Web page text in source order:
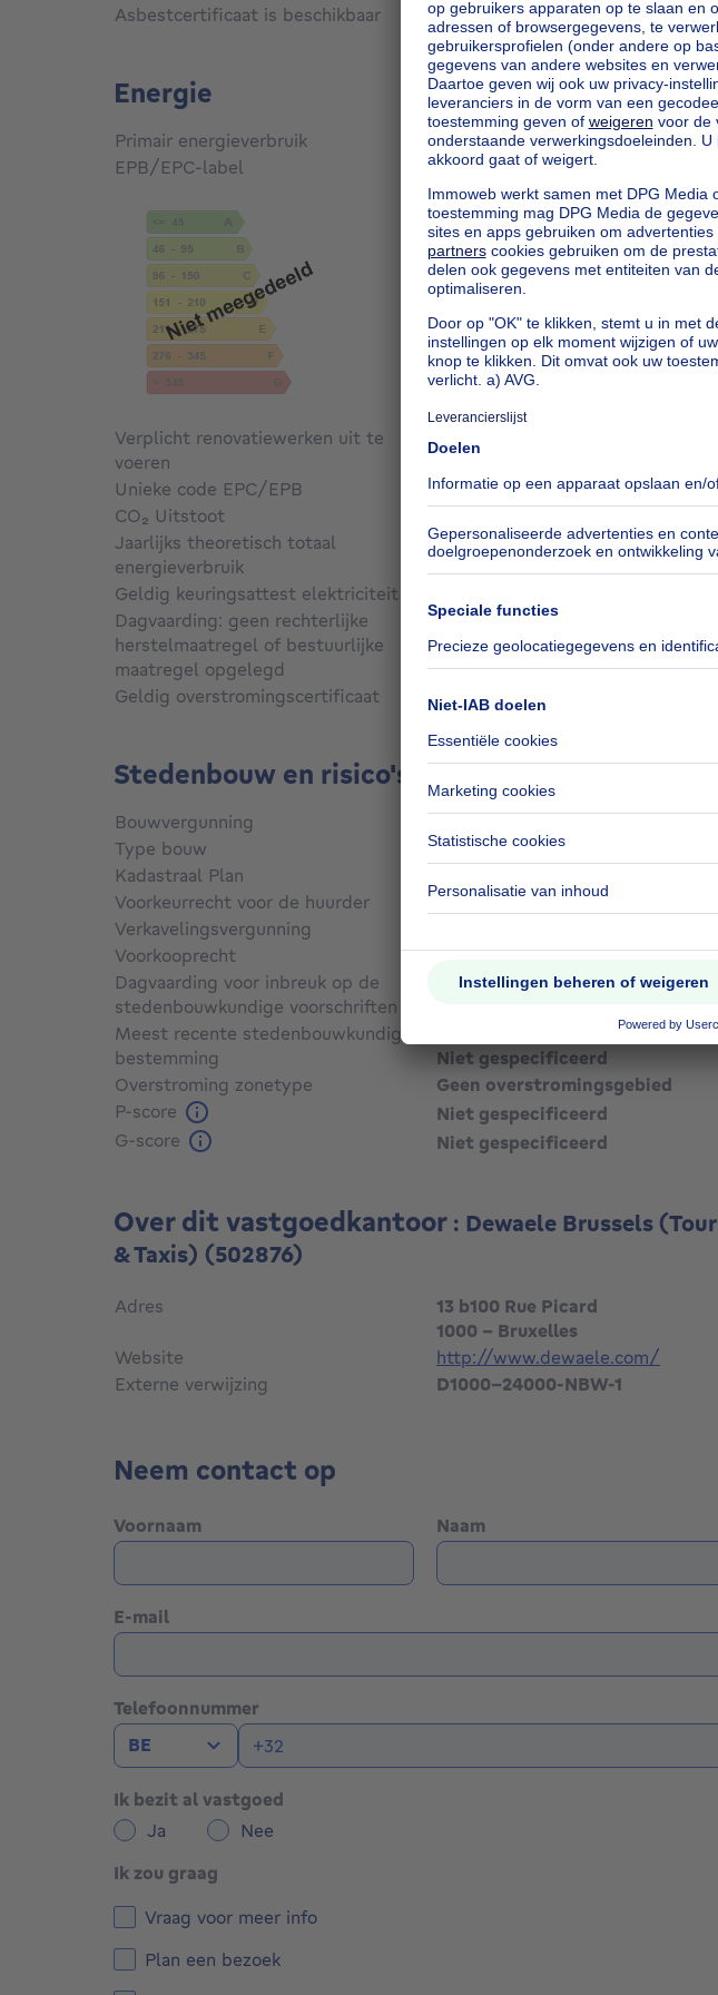
Asbestcertificaat is beschikbaar
Niet gespecificeerd
Energie
Primair energieverbruik
Niet gespecificeerd
EPB/EPC-label
Niet gespecificeerd
Verplicht renovatiewerken uit te
voeren
Unieke code EPC/EPB
Niet gespecificeerd
CO₂ Uitstoot
Jaarlijks theoretisch totaal
energieverbruik
Niet gespecificeerd
Geldig keuringsattest elektriciteit
Dagvaarding: geen rechterlijke
herstelmaatregel of bestuurlijke
maatregel opgelegd
Niet gespecificeerd
Geldig overstromingscertificaat
Niet gespecificeerd
Stedenbouw en risico's
Bouwvergunning
Niet gespecificeerd
Type bouw
Alle types
Kadastraal Plan
Voorkeurrecht voor de huurder
Niet gespecificeerd
Verkavelingsvergunning
Voorkooprecht
Nee
Dagvaarding voor inbreuk op de
stedenbouwkundige voorschriften
Meest recente stedenbouwkundige
bestemming
Niet gespecificeerd
Overstroming zonetype
Geen overstromingsgebied
P-score
Niet gespecificeerd
G-score
Niet gespecificeerd
Over dit vastgoedkantoor : Dewaele Brussels (Tour
& Taxis) (502876)
Adres
13 b100 Rue Picard
1000 - Bruxelles
Website
http://www.dewaele.com/
Externe verwijzing
D1000-24000-NBW-1
Neem contact op
Voornaam Naam
E-mail
Telefoonnummer
BE
Ik bezit al vastgoed
Ja
Nee
Ik zou graag
Vraag voor meer info
Plan een bezoek